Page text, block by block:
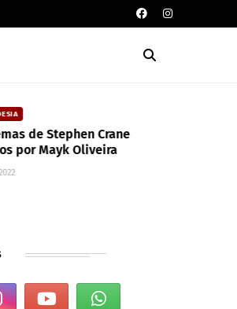
de Stephen Crane
por Mayk Oliveira